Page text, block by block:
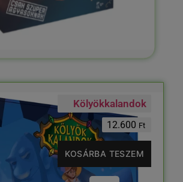
Kölyökkalandok
12.600 Ft
KOSÁRBA TESZEM